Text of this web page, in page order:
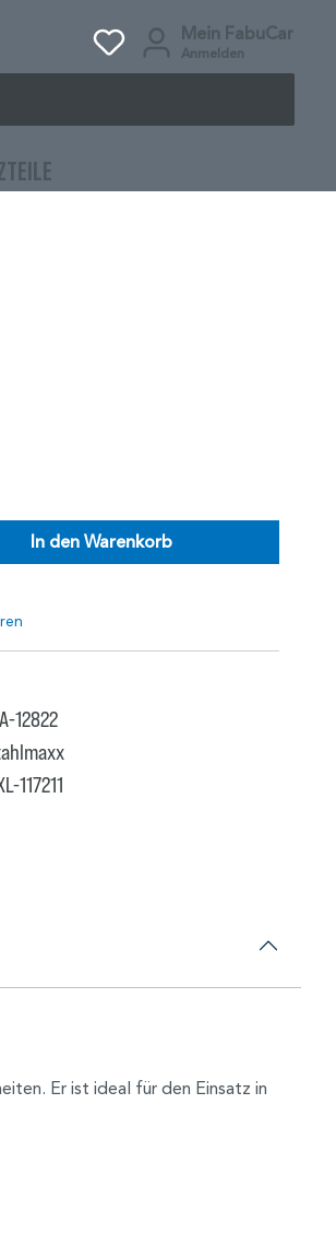
Mein FabuCar
Anmelden
In den Warenkorb
12822
117211
Er ist ideal für den Einsatz in